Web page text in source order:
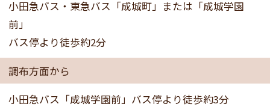
小田急バス・東急バス「成城町」または「成城学園
前」
バス停より徒歩約2分
調布方面から
小田急バス「成城学園前」バス停より徒歩約3分